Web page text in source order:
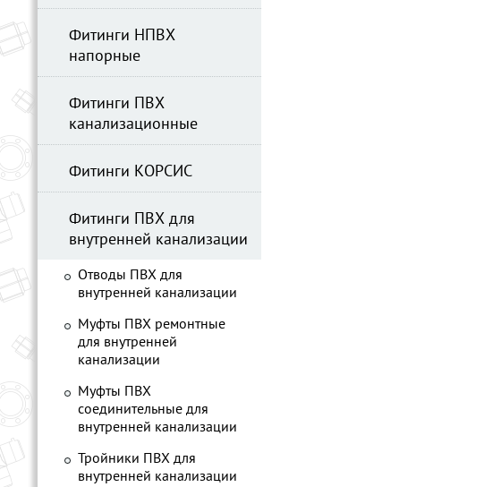
Фитинги НПВХ
напорные
Фитинги ПВХ
канализационные
Фитинги КОРСИС
Фитинги ПВХ для
внутренней канализации
Отводы ПВХ для
внутренней канализации
Муфты ПВХ ремонтные
для внутренней
канализации
Муфты ПВХ
соединительные для
внутренней канализации
Тройники ПВХ для
внутренней канализации